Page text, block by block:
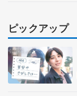
ピックアップ